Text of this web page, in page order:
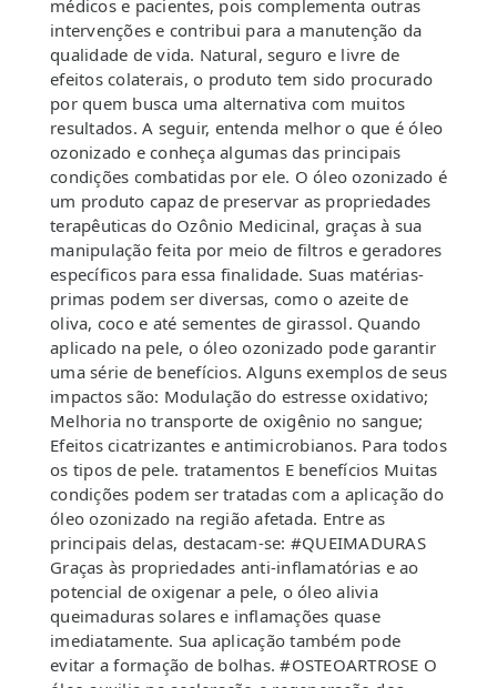
médicos e pacientes, pois complementa outras
intervenções e contribui para a manutenção da
qualidade de vida. Natural, seguro e livre de
efeitos colaterais, o produto tem sido procurado
por quem busca uma alternativa com muitos
resultados. A seguir, entenda melhor o que é óleo
ozonizado e conheça algumas das principais
condições combatidas por ele. O óleo ozonizado é
um produto capaz de preservar as propriedades
terapêuticas do Ozônio Medicinal, graças à sua
manipulação feita por meio de filtros e geradores
específicos para essa finalidade. Suas matérias-
primas podem ser diversas, como o azeite de
oliva, coco e até sementes de girassol. Quando
aplicado na pele, o óleo ozonizado pode garantir
uma série de benefícios. Alguns exemplos de seus
impactos são: Modulação do estresse oxidativo;
Melhoria no transporte de oxigênio no sangue;
Efeitos cicatrizantes e antimicrobianos. Para todos
os tipos de pele. tratamentos E benefícios Muitas
condições podem ser tratadas com a aplicação do
óleo ozonizado na região afetada. Entre as
principais delas, destacam-se: #QUEIMADURAS
Graças às propriedades anti-inflamatórias e ao
potencial de oxigenar a pele, o óleo alivia
queimaduras solares e inflamações quase
imediatamente. Sua aplicação também pode
evitar a formação de bolhas. #OSTEOARTROSE O